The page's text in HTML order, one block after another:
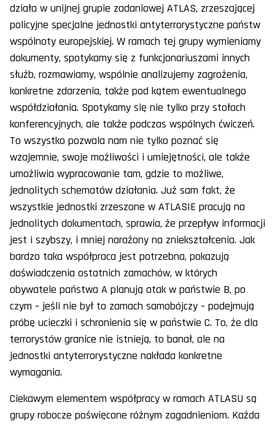
działa w unijnej grupie zadaniowej ATLAS, zrzeszającej
policyjne specjalne jednostki antyterrorystyczne państw
wspólnoty europejskiej. W ramach tej grupy wymieniamy
dokumenty, spotykamy się z funkcjonariuszami innych
służb, rozmawiamy, wspólnie analizujemy zagrożenia,
konkretne zdarzenia, także pod kątem ewentualnego
współdziałania. Spotykamy się nie tylko przy stołach
konferencyjnych, ale także podczas wspólnych ćwiczeń.
To wszystko pozwala nam nie tylko poznać się
wzajemnie, swoje możliwości i umiejętności, ale także
umożliwia wypracowanie tam, gdzie to możliwe,
jednolitych schematów działania. Już sam fakt, że
wszystkie jednostki zrzeszone w ATLASIE pracują na
jednolitych dokumentach, sprawia, że przepływ informacji
jest i szybszy, i mniej narażony na zniekształcenia. Jak
bardzo taka współpraca jest potrzebna, pokazują
doświadczenia ostatnich zamachów, w których
obywatele państwa A planują atak w państwie B, po
czym – jeśli nie był to zamach samobójczy – podejmują
próbę ucieczki i schronienia się w państwie C. To, że dla
terrorystów granice nie istnieją, to banał, ale na
jednostki antyterrorystyczne nakłada konkretne
wymagania.
Ciekawym elementem współpracy w ramach ATLASU są
grupy robocze poświęcone różnym zagadnieniom. Każda